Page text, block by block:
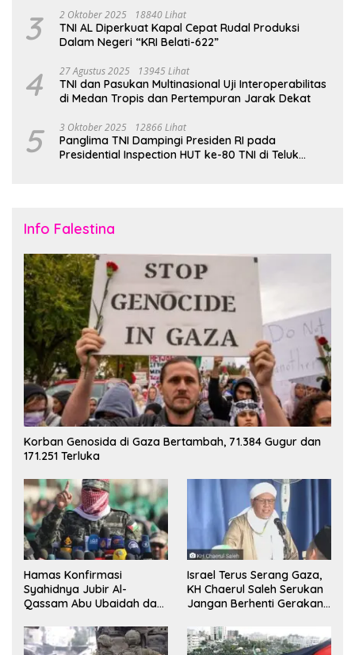
3 2 Oktober 2025 18840 Lihat
TNI AL Diperkuat Kapal Cepat Rudal Produksi
Dalam Negeri “KRI Belati-622”
4 27 Agustus 2025 13945 Lihat
TNI dan Pasukan Multinasional Uji Interoperabilitas
di Medan Tropis dan Pertempuran Jarak Dekat
5 3 Oktober 2025 12866 Lihat
Panglima TNI Dampingi Presiden RI pada
Presidential Inspection HUT ke-80 TNI di Teluk
Info Falestina
Korban Genosida di Gaza Bertambah, 71.384 Gugur dan
171.251 Terluka
Hamas Konfirmasi
Syahidnya Jubir Al-
Qassam Abu Ubaidah dan
Sinwar
Israel Terus Serang Gaza,
KH Chaerul Saleh Serukan
Jangan Berhenti Gerakan